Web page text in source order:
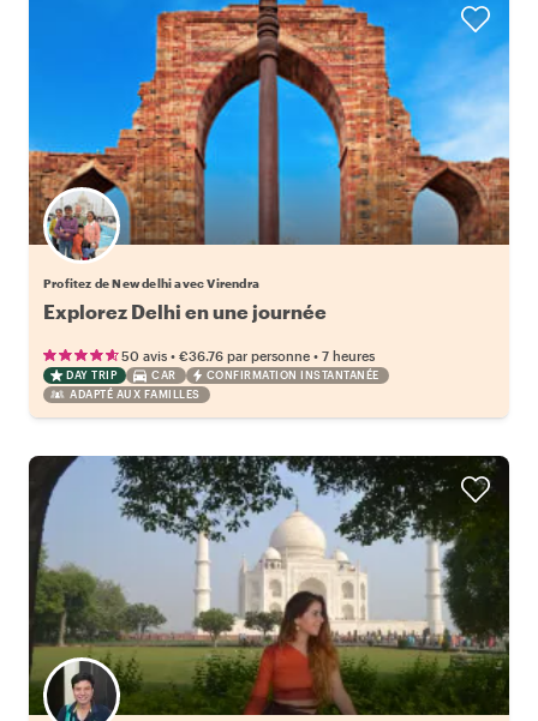
Profitez de New delhi avec Virendra
Explorez Delhi en une journée
50 avis • €36.76 par personne • 7 heures
DAY TRIP CAR
CONFIRMATION INSTANTANÉE
ADAPTÉ AUX FAMILLES